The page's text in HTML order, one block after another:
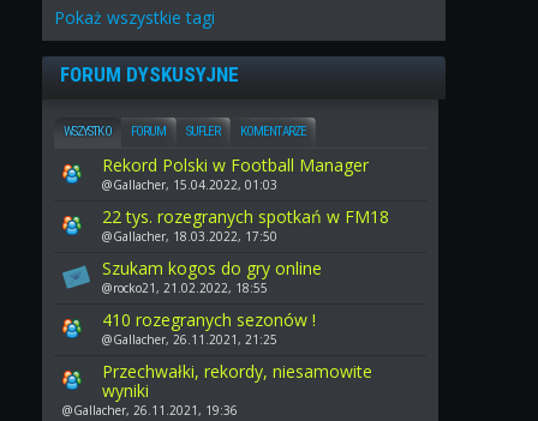
Pokaż wszystkie tagi
FORUM DYSKUSYJNE
WSZYSTKO FORUM SUFLER KOMENTARZE
Rekord Polski w Football Manager
@Gallacher, 15.04.2022, 01:03
22 tys. rozegranych spotkań w FM18
@Gallacher, 18.03.2022, 17:50
Szukam kogos do gry online
@rocko21, 21.02.2022, 18:55
410 rozegranych sezonów !
@Gallacher, 26.11.2021, 21:25
Przechwałki, rekordy, niesamowite
wyniki
@Gallacher, 26.11.2021, 19:36